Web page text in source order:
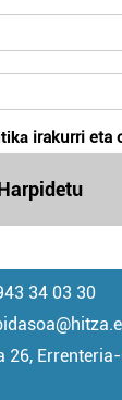
irakurri eta
34 03 30
26,